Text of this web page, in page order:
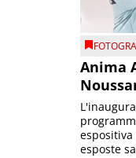
Anima
esposte